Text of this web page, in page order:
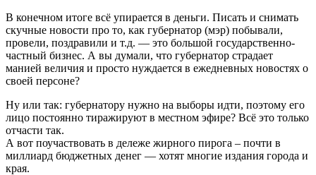
В конечном итоге всё упирается в деньги. Писать и снимать
скучные новости про то, как губернатор (мэр) побывали,
провели, поздравили и т.д. — это большой государственно-
частный бизнес. А вы думали, что губернатор страдает
манией величия и просто нуждается в ежедневных новостях о
своей персоне?
Ну или так: губернатору нужно на выборы идти, поэтому его
лицо постоянно тиражируют в местном эфире? Всё это только
отчасти так.
А вот поучаствовать в дележе жирного пирога – почти в
миллиард бюджетных денег — хотят многие издания города и
края.